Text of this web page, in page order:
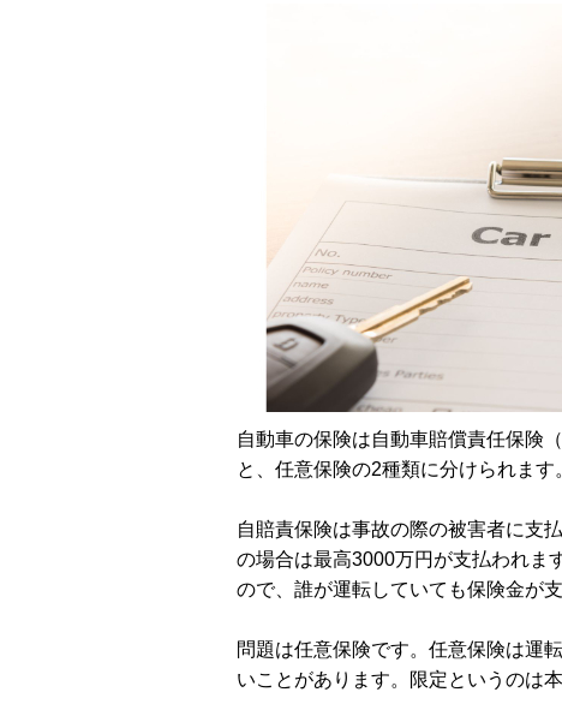
自動車の保険は自動車賠償責任保険
と、任意保険の2種類に分けられます
自賠責保険は事故の際の被害者に支
の場合は最高3000万円が支払われま
ので、誰が運転していても保険金が支
問題は任意保険です。任意保険は運
いことがあります。限定というのは